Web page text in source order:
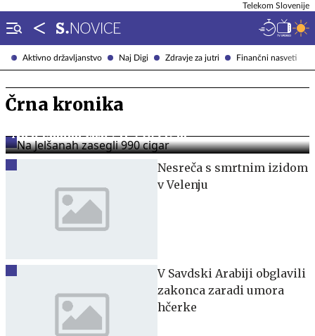
Aktivno državljanstvo Naj Digi Zdravje za jutri Finančni nasveti
Telekom Slovenije
Črna kronika
Na Jelšanah zasegli 990 cigar
Nesreča s smrtnim izidom
v Velenju
V Savdski Arabiji obglavili
zakonca zaradi umora
hčerke